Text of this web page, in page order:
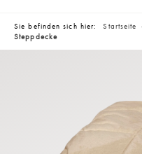
Sie befinden sich hier: Startseite
Steppdecke